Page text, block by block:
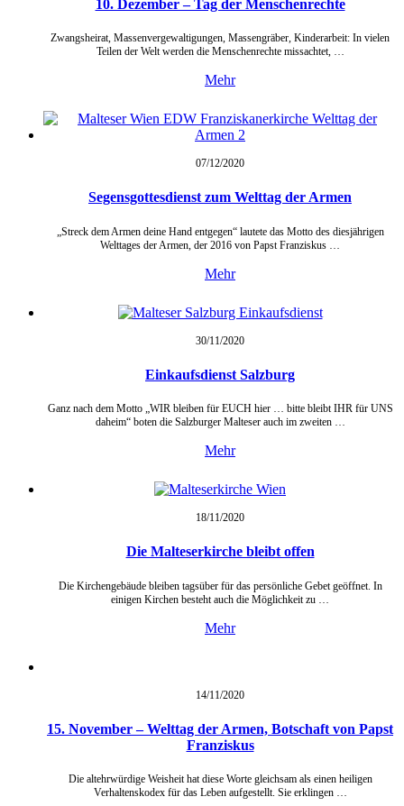
10. Dezember – Tag der Menschenrechte
Zwangsheirat, Massenvergewaltigungen, Massengräber, Kinderarbeit: In vielen
Teilen der Welt werden die Menschenrechte missachtet, …
Mehr
07/12/2020
Segensgottesdienst zum Welttag der Armen
„Streck dem Armen deine Hand entgegen“ lautete das Motto des diesjährigen
Welttages der Armen, der 2016 von Papst Franziskus …
Mehr
30/11/2020
Einkaufsdienst Salzburg
Ganz nach dem Motto „WIR bleiben für EUCH hier … bitte bleibt IHR für UNS
daheim“ boten die Salzburger Malteser auch im zweiten …
Mehr
18/11/2020
Die Malteserkirche bleibt offen
Die Kirchengebäude bleiben tagsüber für das persönliche Gebet geöffnet. In
einigen Kirchen besteht auch die Möglichkeit zu …
Mehr
14/11/2020
15. November – Welttag der Armen, Botschaft von Papst
Franziskus
Die altehrwürdige Weisheit hat diese Worte gleichsam als einen heiligen
Verhaltenskodex für das Leben aufgestellt. Sie erklingen …